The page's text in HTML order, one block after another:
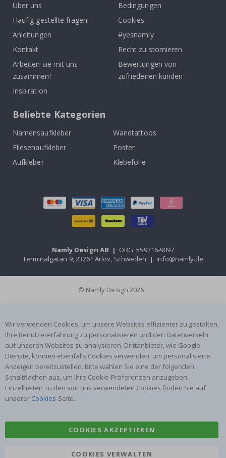
Über uns
Häufig gestellte fragen
Anleitungen
Kontakt
Arbeiten sie mit uns
zusammen!
Inspiration
Bedingungen
Cookies
#yesnamly
Recht zu stornieren
Bewertungen von
zufriedenen kunden
Beliebte Kategorien
Namensaufkleber
Wandtattoos
Fliesenaufkleber
Poster
Aufkleber
Klebefolie
Namly Design AB | ORG: 559216-9097
Terminalgatan 9, 23261 Arlöv, Schweden | info@namly.de
© Namly Design 2026
Wir verwenden Cookies, um unsere Websites effizienter zu gestalten,
Ihre Benutzererfahrung zu personalisieren und den Datenverkehr
auf unseren Websites zu analysieren. Drittanbieter, wie Google-
Dienste, können ebenfalls Cookies verwenden, um personalisierte
Anzeigen bereitzustellen. Bitte wählen Sie eine der folgenden
Schaltflächen aus, um Ihre Cookie-Präferenzen anzugeben.
Einzelheiten zu den von uns verwendeten Cookies finden Sie auf
unserer Cookies-Seite.
COOKIES AKZEPTIEREN
COOKIES VERWALTEN